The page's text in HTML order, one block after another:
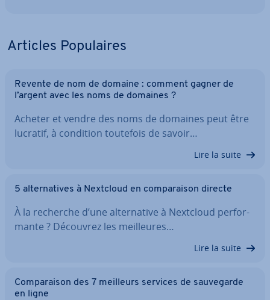
Articles Po­pu­laires
Revente de nom de domaine : comment gagner de
l’argent avec les noms de domaines ?
Acheter et vendre des noms de domaines peut être
lucratif, à condition toutefois de savoir…
Lire la suite
5 al­ter­na­tives à Nextcloud en com­pa­rai­son directe
À la recherche d’une al­ter­na­tive à Nextcloud per­for­
mante ? Découvrez les meil­leures…
Lire la suite
Com­pa­rai­son des 7 meilleurs services de sau­ve­garde
en ligne